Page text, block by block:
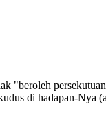
"beroleh
di hadapan-Nya